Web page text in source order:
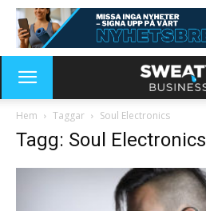
Hem Taggar Soul Electronics
Tagg: Soul Electronics